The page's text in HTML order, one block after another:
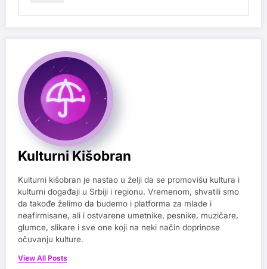
Kulturni Kišobran
Kulturni kišobran je nastao u želji da se promovišu kultura i
kulturni događaji u Srbiji i regionu. Vremenom, shvatili smo
da takođe želimo da budemo i platforma za mlade i
neafirmisane, ali i ostvarene umetnike, pesnike, muzičare,
glumce, slikare i sve one koji na neki način doprinose
očuvanju kulture.
View All Posts